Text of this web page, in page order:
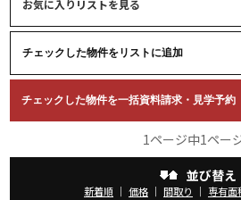
お気に入りリストを見る
1ページ中1ペー
並び替え
新着順 ｜ 価格 ｜ 間取り ｜ 専有面